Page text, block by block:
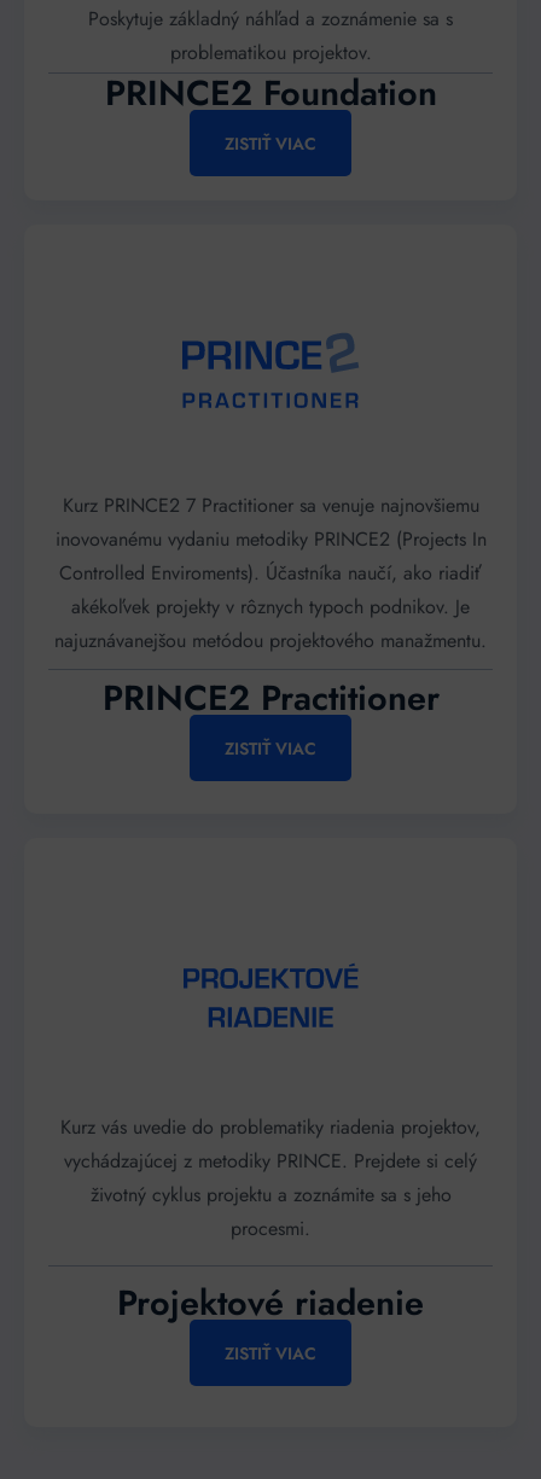
Poskytuje základný náhľad a zoznámenie sa s
problematikou projektov.
PRINCE2 Foundation
ZISTIŤ VIAC
Kurz PRINCE2 7 Practitioner sa venuje najnovšiemu
inovovanému vydaniu metodiky PRINCE2 (Projects In
Controlled Enviroments). Účastníka naučí, ako riadiť
akékoľvek projekty v rôznych typoch podnikov. Je
najuznávanejšou metódou projektového manažmentu.
PRINCE2 Practitioner
ZISTIŤ VIAC
Kurz vás uvedie do problematiky riadenia projektov,
vychádzajúcej z metodiky PRINCE. Prejdete si celý
životný cyklus projektu a zoznámite sa s jeho
procesmi.
Projektové riadenie
ZISTIŤ VIAC